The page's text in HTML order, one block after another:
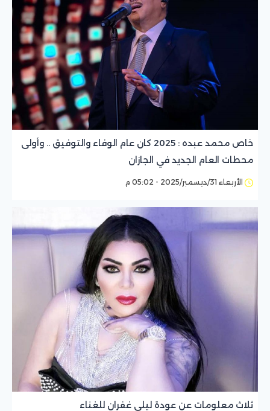
خاص محمد عبده : 2025 كان عام الوفاء والتوفيق .. وأولى
محطات العام الجديد في الجازان
الأربعاء 31/ديسمبر/2025 - 05:02 م
ثلاث معلومات عن عودة ليلى غفران للغناء